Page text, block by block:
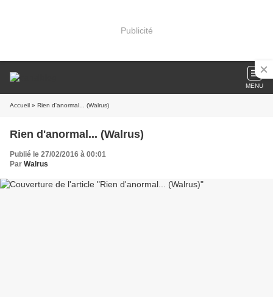
Publicité
MENU
Accueil » Rien d'anormal... (Walrus)
Rien d'anormal... (Walrus)
Publié le 27/02/2016 à 00:01
Par Walrus